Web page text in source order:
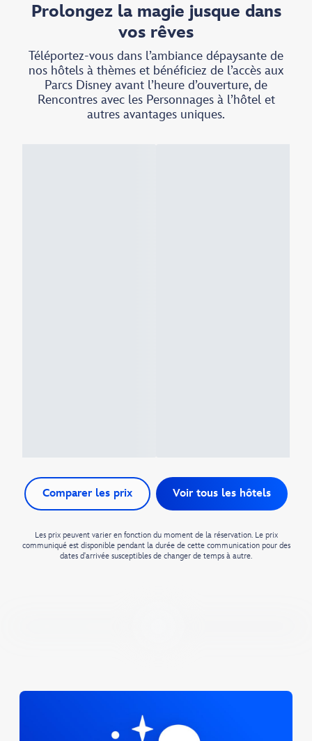
Prolongez la magie jusque dans
vos rêves
Téléportez-vous dans l’ambiance dépaysante de
nos hôtels à thèmes et bénéficiez de l’accès aux
Parcs Disney avant l’heure d’ouverture, de
Rencontres avec les Personnages à l’hôtel et
autres avantages uniques.
Comparer les prix Voir tous les hôtels
Les prix peuvent varier en fonction du moment de la réservation. Le prix
communiqué est disponible pendant la durée de cette communication pour des
dates d'arrivée susceptibles de changer de temps à autre.